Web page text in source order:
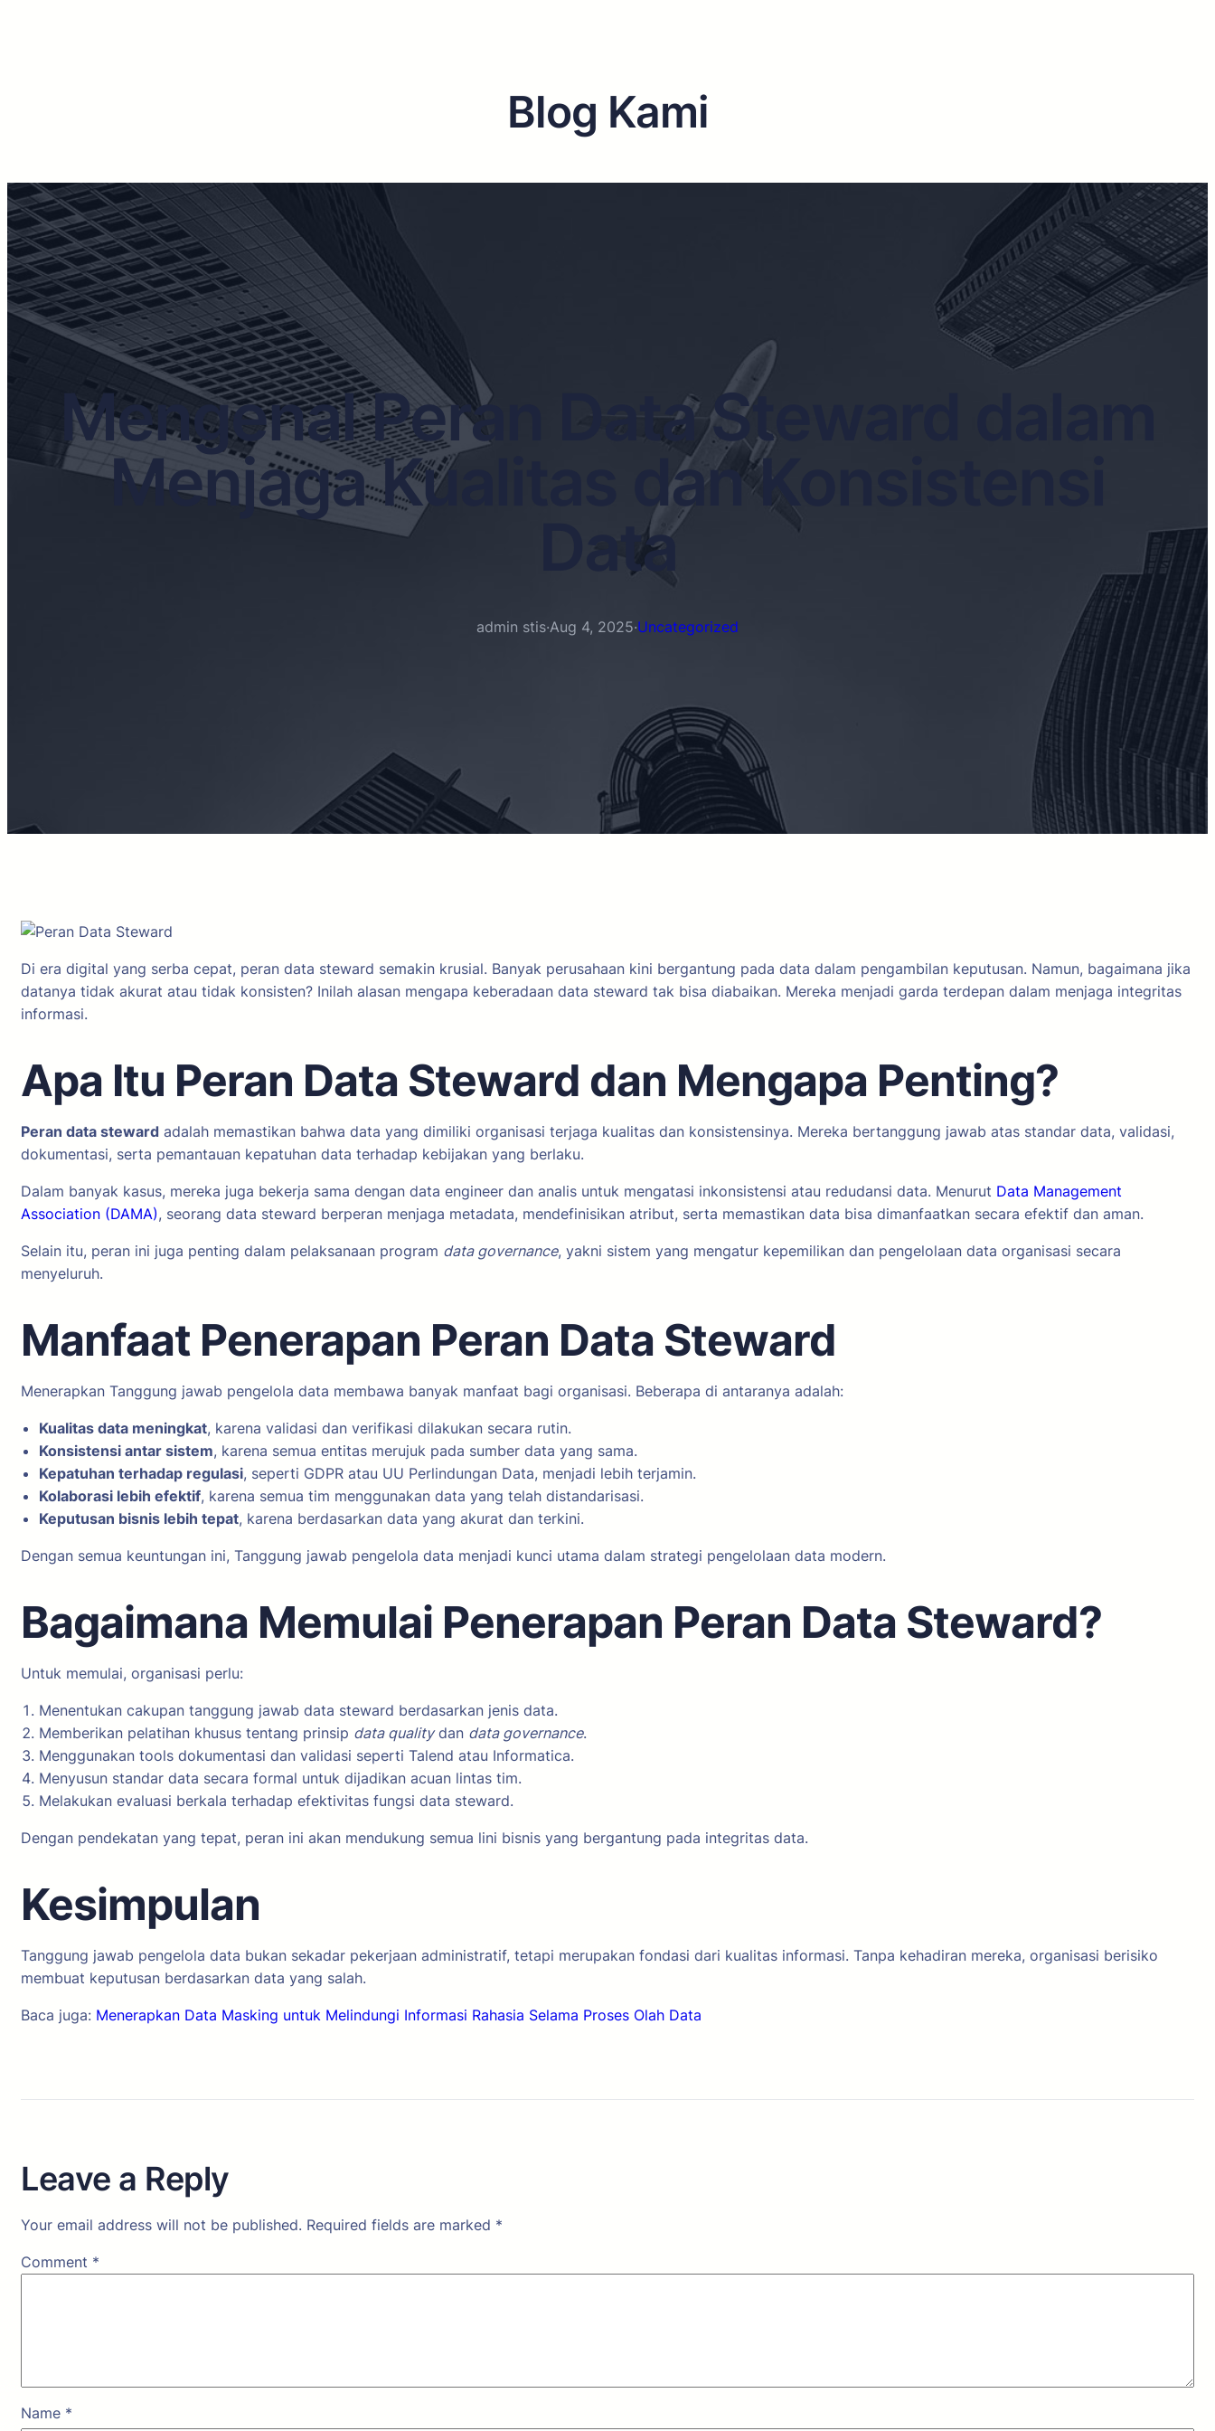
Blog Kami
Mengenal Peran Data Steward dalam
Menjaga Kualitas dan Konsistensi
Data
admin stis·Aug 4, 2025·Uncategorized
Di era digital yang serba cepat, peran data steward semakin krusial. Banyak perusahaan kini bergantung pada data dalam pengambilan keputusan. Namun, bagaimana jika
datanya tidak akurat atau tidak konsisten? Inilah alasan mengapa keberadaan data steward tak bisa diabaikan. Mereka menjadi garda terdepan dalam menjaga integritas
informasi.
Apa Itu Peran Data Steward dan Mengapa Penting?
Peran data steward adalah memastikan bahwa data yang dimiliki organisasi terjaga kualitas dan konsistensinya. Mereka bertanggung jawab atas standar data, validasi,
dokumentasi, serta pemantauan kepatuhan data terhadap kebijakan yang berlaku.
Dalam banyak kasus, mereka juga bekerja sama dengan data engineer dan analis untuk mengatasi inkonsistensi atau redudansi data. Menurut Data Management
Association (DAMA), seorang data steward berperan menjaga metadata, mendefinisikan atribut, serta memastikan data bisa dimanfaatkan secara efektif dan aman.
Selain itu, peran ini juga penting dalam pelaksanaan program data governance, yakni sistem yang mengatur kepemilikan dan pengelolaan data organisasi secara
menyeluruh.
Manfaat Penerapan Peran Data Steward
Menerapkan Tanggung jawab pengelola data membawa banyak manfaat bagi organisasi. Beberapa di antaranya adalah:
Kualitas data meningkat, karena validasi dan verifikasi dilakukan secara rutin.
Konsistensi antar sistem, karena semua entitas merujuk pada sumber data yang sama.
Kepatuhan terhadap regulasi, seperti GDPR atau UU Perlindungan Data, menjadi lebih terjamin.
Kolaborasi lebih efektif, karena semua tim menggunakan data yang telah distandarisasi.
Keputusan bisnis lebih tepat, karena berdasarkan data yang akurat dan terkini.
Dengan semua keuntungan ini, Tanggung jawab pengelola data menjadi kunci utama dalam strategi pengelolaan data modern.
Bagaimana Memulai Penerapan Peran Data Steward?
Untuk memulai, organisasi perlu:
Menentukan cakupan tanggung jawab data steward berdasarkan jenis data.
Memberikan pelatihan khusus tentang prinsip data qualitydan data governance.
Menggunakan tools dokumentasi dan validasi seperti Talend atau Informatica.
Menyusun standar data secara formal untuk dijadikan acuan lintas tim.
Melakukan evaluasi berkala terhadap efektivitas fungsi data steward.
Dengan pendekatan yang tepat, peran ini akan mendukung semua lini bisnis yang bergantung pada integritas data.
Kesimpulan
Tanggung jawab pengelola data bukan sekadar pekerjaan administratif, tetapi merupakan fondasi dari kualitas informasi. Tanpa kehadiran mereka, organisasi berisiko
membuat keputusan berdasarkan data yang salah.
Baca juga: Menerapkan Data Masking untuk Melindungi Informasi Rahasia Selama Proses Olah Data
Leave a Reply
Your email address will not be published. Required fields are marked *
Comment *
Name *